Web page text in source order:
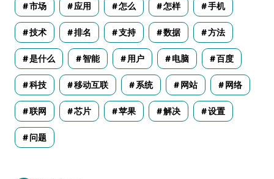
市场 应用 怎么 怎样 手机
技术 排名 支持 数据 方法
是什么 智能 用户 电脑 百度
科技 移动互联 系统 网站 网络
联网 芯片 苹果 解决 设置
问题